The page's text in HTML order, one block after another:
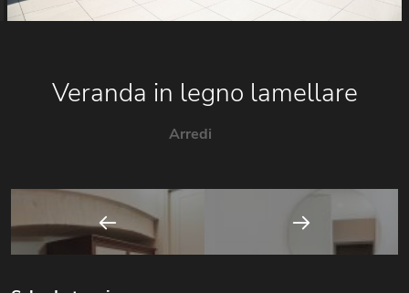
Veranda in legno lamellare
Arredi